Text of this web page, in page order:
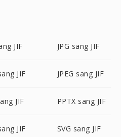
JIF JPG sang JIF
JIF JPEG sang JIF
JIF PPTX sang JIF
JIF SVG sang JIF